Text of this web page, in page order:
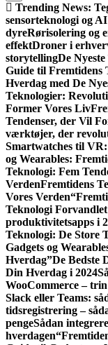
Trending News:
sensorteknologi og
dyreRørisolering og
effektDroner i
storytellingDe
Guide til Fremtidens
Hverdag med De
Teknologier:
Former Vores Liv
Tendenser, der Vil
værktøjer, der
Smartwatches til VR:
og Wearables:
Teknologi: Fem
VerdenFremtidens
Vores Verden
Teknologi
produktivitetsapps i
Teknologi: De Store
Gadgets og
Hverdag”De Bedste
Din Hverdag i 2024
WooCommerce –
Slack eller Teams:
tidsregistrering –
pengeSådan
hverdagen